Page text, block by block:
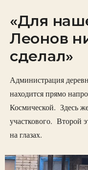
«Для
Леонов
сделал»
Администрация
находится прямо
Космической. Здесь
участкового. Второй
на глазах.